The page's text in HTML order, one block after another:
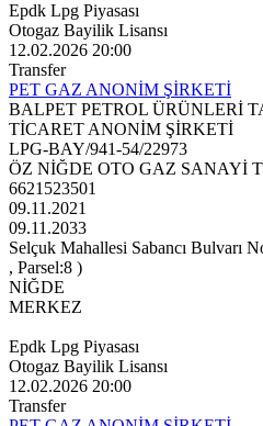
Epdk Lpg Piyasası
Otogaz Bayilik Lisansı
12.02.2026 20:00
Transfer
PET GAZ ANONİM ŞİRKETİ
BALPET PETROL ÜRÜNLERİ
TİCARET ANONİM ŞİRKETİ
LPG-BAY/941-54/22973
ÖZ NİĞDE OTO GAZ SANAYİ
6621523501
09.11.2021
09.11.2033
Selçuk Mahallesi Sabancı Bulvarı
, Parsel:8 )
NİĞDE
MERKEZ
Epdk Lpg Piyasası
Otogaz Bayilik Lisansı
12.02.2026 20:00
Transfer